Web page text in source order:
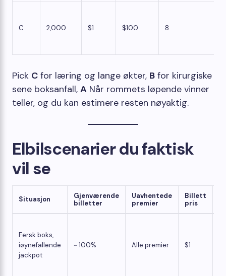
C 2,000 $1 $100 8
Pick C for læring og lange økter, B for kirurgiske
sene boksanfall, A Når rommets løpende vinner
teller, og du kan estimere resten nøyaktig.
Elbilscenarier du faktisk
vil se
Situasjon
Gjenværende
billetter
Uavhentede
premier
Billett
pris
Fersk boks,
iøynefallende
jackpot
~ 100% Alle premier $1